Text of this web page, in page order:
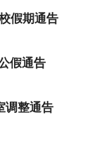
假期通告
假通告
调整通告